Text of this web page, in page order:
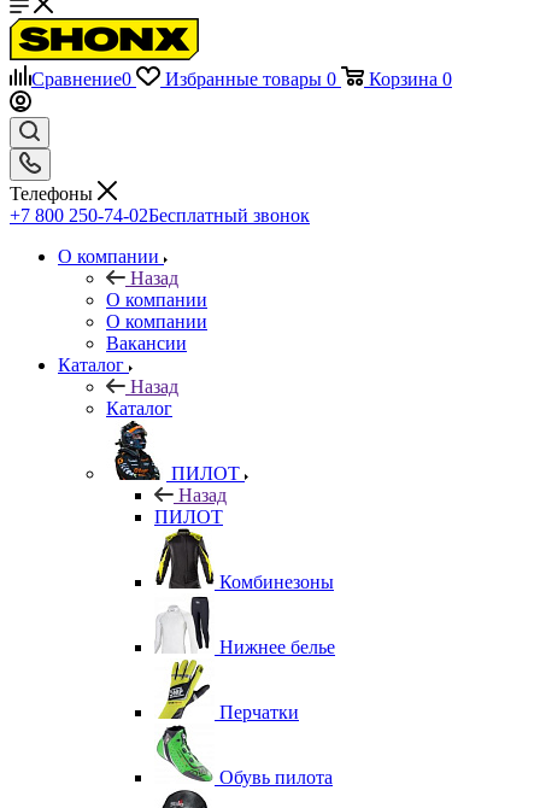
Сравнение0 Избранные товары 0 Корзина 0
Телефоны
+7 800 250-74-02Бесплатный звонок
О компании
Назад
О компании
О компании
Вакансии
Каталог
Назад
Каталог
ПИЛОТ
Назад
ПИЛОТ
Комбинезоны
Нижнее белье
Перчатки
Обувь пилота